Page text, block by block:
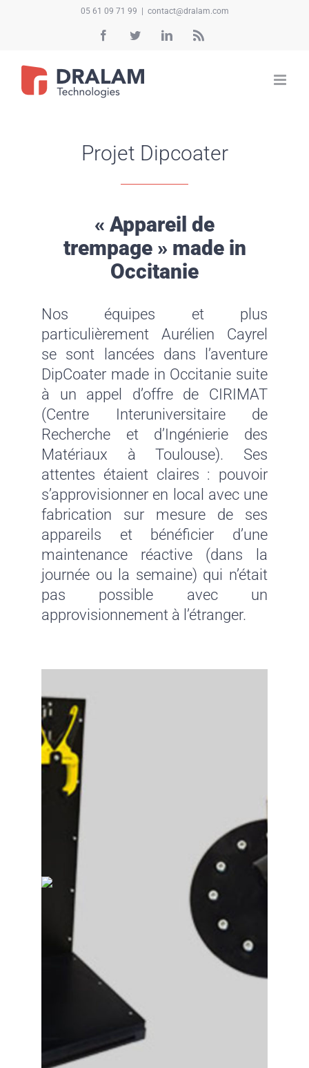
05 61 09 71 99 contact@dralam.com
FacebookTwitterLinkedInRss
Projet Dipcoater
« Appareil de
trempage » made in
Occitanie
Nos équipes et plus
particulièrement Aurélien Cayrel
se sont lancées dans l’aventure
DipCoater made in Occitanie suite
à un appel d’offre de CIRIMAT
(Centre Interuniversitaire de
Recherche et d’Ingénierie des
Matériaux à Toulouse). Ses
attentes étaient claires : pouvoir
s’approvisionner en local avec une
fabrication sur mesure de ses
appareils et bénéficier d’une
maintenance réactive (dans la
journée ou la semaine) qui n’était
pas possible avec un
approvisionnement à l’étranger.